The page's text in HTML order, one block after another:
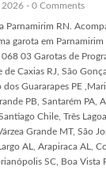
2026 - 0 Comments
Parnamirim RN.
garota em
03 Garotas de
Caxias RJ, São
Guararapes PE
PB, Santarém PA,
Chile, Três
Grande MT, São
AL, Arapiraca AL,
SC, Boa Vista